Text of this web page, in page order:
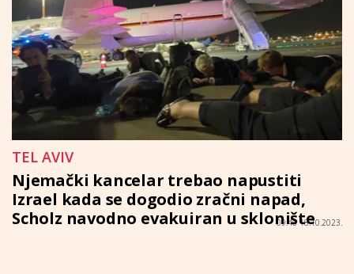
TEL AVIV
Njemački kancelar trebao napustiti
Izrael kada se dogodio zračni napad,
Scholz navodno evakuiran u sklonište
09:46 18.10.2023.